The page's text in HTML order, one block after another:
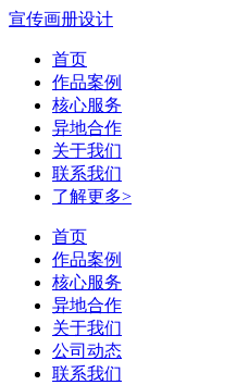
宣传画册设计
首页
作品案例
核心服务
异地合作
关于我们
联系我们
了解更多>
首页
作品案例
核心服务
异地合作
关于我们
公司动态
联系我们